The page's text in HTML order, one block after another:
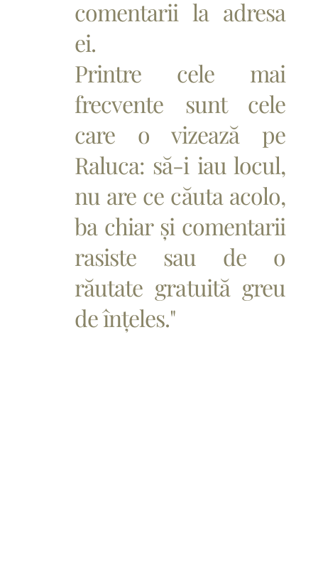
comentarii la adresa
ei.
Printre cele mai
frecvente sunt cele
care o vizează pe
Raluca: să-i iau locul,
nu are ce căuta acolo,
ba chiar și comentarii
rasiste sau de o
răutate gratuită greu
de înțeles."